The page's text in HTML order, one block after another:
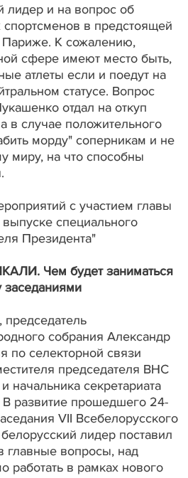
лидер и на вопрос об
спортсменов в предстоящей
К сожалению,
сфере имеют место быть,
атлеты если и поедут на
статусе. Вопрос
отдал на откуп
в случае положительного
морду" соперникам и не
миру, на что способны
с участием главы
специального
Президента"
Чем будет заниматься
председатель
собрания Александр
по селекторной связи
председателя ВНС
начальника секретариата
развитие прошедшего 24-
VII Всебелорусского
лидер поставил
главные вопросы, над
работать в рамках нового